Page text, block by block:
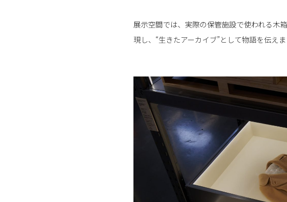
展示空間では、実際の保管施設で使われる木
現し、“生きたアーカイブ”として物語を伝えま